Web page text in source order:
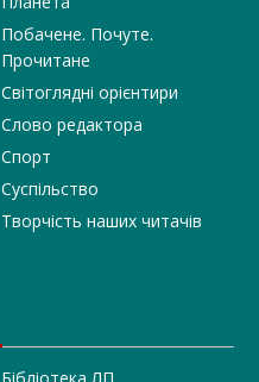
Побачене. Почуте.
Прочитане
Світоглядні орієнтири
Слово редактора
Спорт
Суспільство
Творчість наших читачів